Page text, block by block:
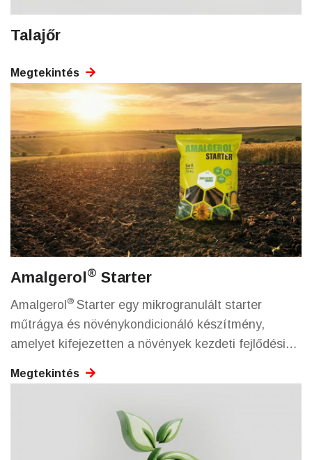
Talajőr
Megtekintés
Amalgerol® Starter
Amalgerol ® Starter egy mikrogranulált starter
műtrágya és növénykondicionáló készítmény,
amelyet kifejezetten a növények kezdeti fejlődési
Megtekintés